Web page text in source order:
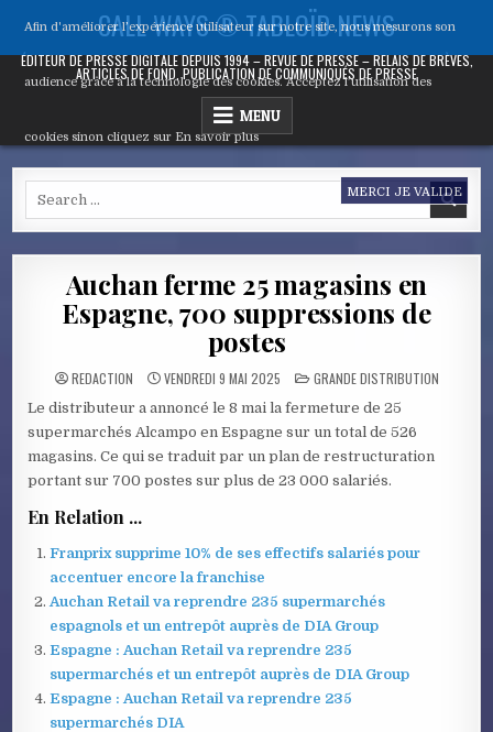
content
CALL WAYS ® TABLOÏD NEWS
ÉDITEUR DE PRESSE DIGITALE DEPUIS 1994 – REVUE DE PRESSE – RELAIS DE BRÈVES,
ARTICLES DE FOND, PUBLICATION DE COMMUNIQUÉS DE PRESSE
MENU
Auchan ferme 25 magasins en
Espagne, 700 suppressions de
postes
REDACTION VENDREDI 9 MAI 2025 POSTED
IN
GRANDE DISTRIBUTION
Le distributeur a annoncé le 8 mai la fermeture de 25
supermarchés Alcampo en Espagne sur un total de 526
magasins. Ce qui se traduit par un plan de restructuration
portant sur 700 postes sur plus de 23 000 salariés.
En Relation ...
Franprix supprime 10% de ses effectifs salariés pour
accentuer encore la franchise
Auchan Retail va reprendre 235 supermarchés
espagnols et un entrepôt auprès de DIA Group
Espagne : Auchan Retail va reprendre 235
supermarchés et un entrepôt auprès de DIA Group
Espagne : Auchan Retail va reprendre 235
supermarchés DIA
Afin d'améliorer l’expérience utilisateur sur notre site, nous mesurons son
audience grâce à la technologie des cookies. Acceptez l’utilisation des
cookies sinon cliquez sur En savoir plus
MERCI JE VALIDE